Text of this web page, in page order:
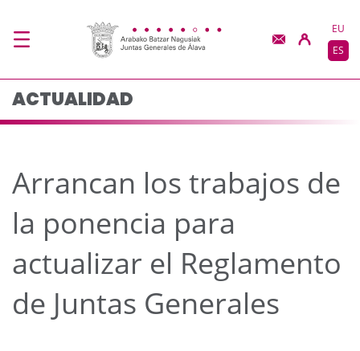
Arrancan los trabajos
EU
ES
ACTUALIDAD
Arrancan los trabajos de
la ponencia para
actualizar el Reglamento
de Juntas Generales